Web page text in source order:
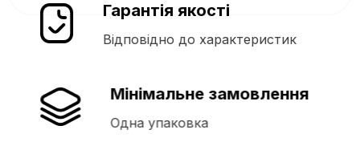
Гарантія якості
Відповідно до характеристик
Мінімальне замовлення
Одна упаковка